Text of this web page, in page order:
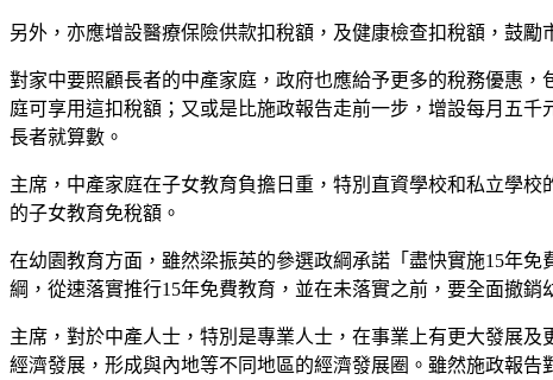
另外，亦應增設醫療保險供款扣稅額，及健康檢查扣稅額，鼓
對家中要照顧長者的中產家庭，政府也應給予更多的稅務優惠
庭可享用這扣稅額；又或是比施政報告走前一步，增設每月五
長者就算數。
主席，中產家庭在子女教育負擔日重，特別直資學校和私立學
的子女教育免稅額。
在幼園教育方面，雖然梁振英的參選政綱承諾「盡快實施15年
綱，從速落實推行15年免費教育，並在未落實之前，要全面撤
主席，對於中產人士，特別是專業人士，在事業上有更大發展
經濟發展，形成與內地等不同地區的經濟發展圈。雖然施政報